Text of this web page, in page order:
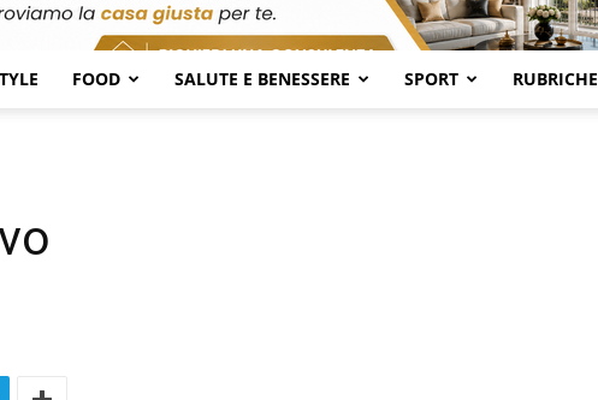
FOOD SALUTE E BENESSERE SPORT RUBRICHE